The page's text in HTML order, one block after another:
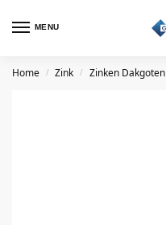
MENU
Home / Zink / Zinken Dakgoten